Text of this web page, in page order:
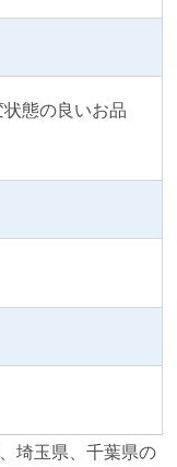
態の良いお品
埼玉県、千葉県の